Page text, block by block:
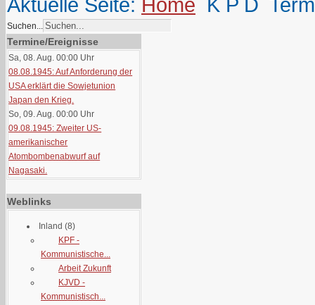
Suchen...
Termine/Ereignisse
Sa, 08. Aug. 00:00 Uhr
08.08.1945: Auf Anforderung der
USA erklärt die Sowjetunion
Japan den Krieg.
So, 09. Aug. 00:00 Uhr
09.08.1945: Zweiter US-
amerikanischer
Atombombenabwurf auf
Nagasaki.
Weblinks
Inland (8)
KPF -
Kommunistische...
Arbeit Zukunft
KJVD -
Kommunistisch...